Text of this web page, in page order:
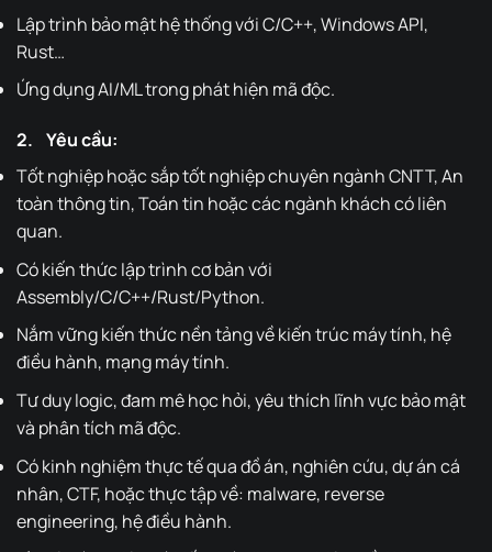
Lập trình bảo mật hệ thống với C/C++, Windows API,
Rust…
Ứng dụng AI/ML trong phát hiện mã độc.
2. Yêu cầu:
Tốt nghiệp hoặc sắp tốt nghiệp chuyên ngành CNTT, An
toàn thông tin, Toán tin hoặc các ngành khách có liên
quan.
Có kiến thức lập trình cơ bản với
Assembly/C/C++/Rust/Python.
Nắm vững kiến thức nền tảng về kiến trúc máy tính, hệ
điều hành, mạng máy tính.
Tư duy logic, đam mê học hỏi, yêu thích lĩnh vực bảo mật
và phân tích mã độc.
Có kinh nghiệm thực tế qua đồ án, nghiên cứu, dự án cá
nhân, CTF, hoặc thực tập về: malware, reverse
engineering, hệ điều hành.